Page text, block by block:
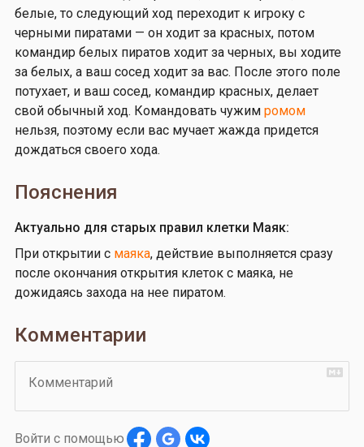
белые, то следующий ход переходит к игроку с
черными пиратами — он ходит за красных, потом
командир белых пиратов ходит за черных, вы ходите
за белых, а ваш сосед ходит за вас. После этого поле
потухает, и ваш сосед, командир красных, делает
свой обычный ход. Командовать чужим ромом
нельзя, поэтому если вас мучает жажда придется
дождаться своего хода.
Пояснения
Актуально для старых правил клетки Маяк:
При открытии с маяка, действие выполняется сразу
после окончания открытия клеток с маяка, не
дожидаясь захода на нее пиратом.
Комментарии
Комментарий
Войти с помощью